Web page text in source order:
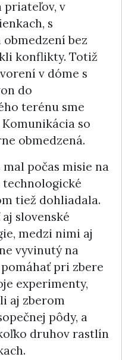
priateľov, v
s
bez
konflikty. Totiž
v dóme s
do
terénu sme
so
obmedzená.
počas misie na
technologické
tiež dohliadala.
slovenské
medzi nimi aj
vyvinutý na
pri zbere
experimenty,
aj zberom
pôdy, a
druhov rastlín